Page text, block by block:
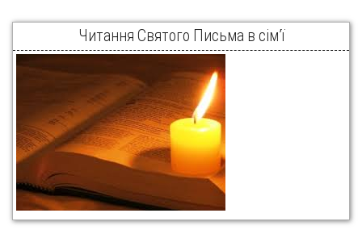
Читання Святого Письма в сім’ї